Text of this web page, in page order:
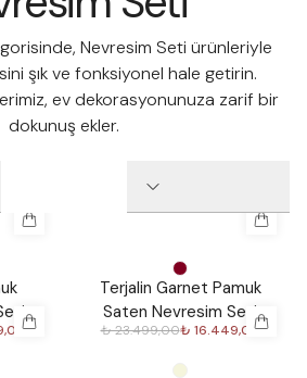
Nevresim Seti ürünleriyle
şık ve fonksiyonel hale getirin.
ev dekorasyonunuza zarif bir
dokunuş ekler.
Terjalin Garnet Pamuk
Saten Nevresim Seti
₺ 23.499,00₺ 16.449,00